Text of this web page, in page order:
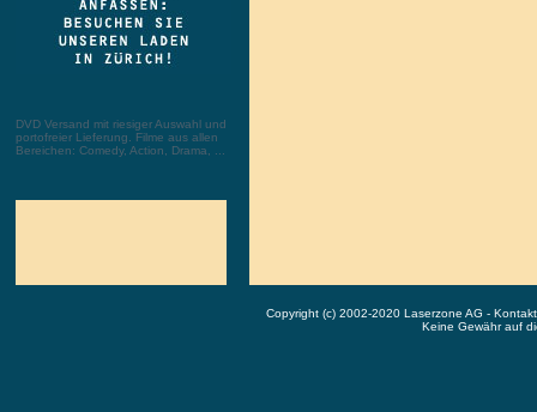
DVD Versand mit riesiger Auswahl und
portofreier Lieferung. Filme aus allen
Bereichen: Comedy, Action, Drama, ...
Copyright (c) 2002-2020 Laserzone AG -
Keine Gewähr auf